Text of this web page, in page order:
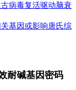
病毒复活驱动脑衰
基因或影响唐氏综
耐碱基因密码